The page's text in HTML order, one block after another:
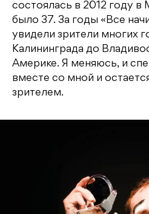
состоялась в 2012 году в
было 37. За годы «Все
увидели зрители многих
Калининграда до
Америке. Я меняюсь, и
вместе со мной и
зрителем.